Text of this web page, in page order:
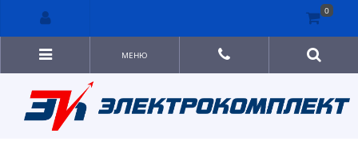
МЕНЮ
0